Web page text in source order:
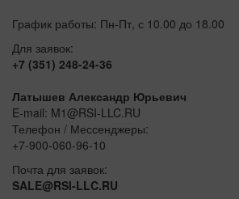
График работы: Пн-Пт, с 10.00 до 18.00
Для заявок:
+7 (351) 248-24-36
Латышев Александр Юрьевич
E-mail: M1@RSI-LLC.RU
Телефон / Мессенджеры:
+7-900-060-96-10
Почта для заявок:
SALE@RSI-LLC.RU